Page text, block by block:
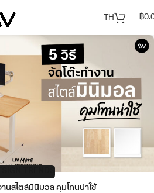
TH ฿
TRENDS
านสไตล์มินิมอล คุมโทนน่าใช้